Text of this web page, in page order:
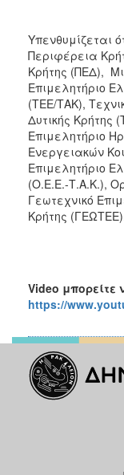
Υπενθυμίζεται
Περιφέρεια
Κρήτης (ΠΕΔ),
Επιμελητήριο
(ΤΕΕ/ΤΑΚ),
Δυτικής Κρήτης
Επιμελητήριο
Ενεργειακών
Επιμελητήριο
(Ο.Ε.Ε.-Τ.Α.Κ.),
Γεωτεχνικό
Κρήτης
Video
https://